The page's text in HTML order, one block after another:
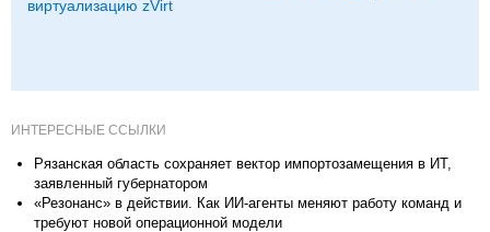
виртуализацию zVirt
ИНТЕРЕСНЫЕ ССЫЛКИ
Рязанская область сохраняет вектор импортозамещения в ИТ,
заявленный губернатором
«Резонанс» в действии. Как ИИ-агенты меняют работу команд и
требуют новой операционной модели